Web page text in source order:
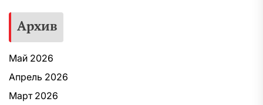
Архив
Май 2026
Апрель 2026
Март 2026